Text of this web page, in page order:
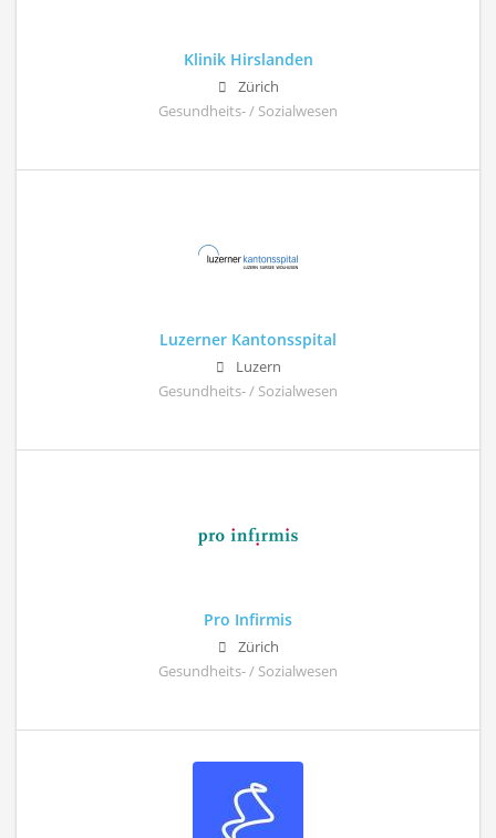
Klinik Hirslanden
Zürich
Gesundheits- / Sozialwesen
Luzerner Kantonsspital
Luzern
Gesundheits- / Sozialwesen
Pro Infirmis
Zürich
Gesundheits- / Sozialwesen